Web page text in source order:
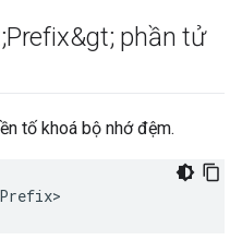
phần tử
tố khoá bộ nhớ đệm.